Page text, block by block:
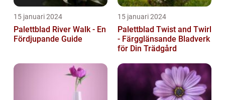
15 januari 2024
Palettblad River Walk - En
Fördjupande Guide
15 januari 2024
Palettblad Twist and Twirl
- Färgglänsande Bladverk
för Din Trädgård